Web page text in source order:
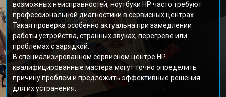
возможных неисправностей, ноутбуки HP часто требуют
профессиональной диагностики в сервисных центрах.
Такая проверка особенно актуальна при замедлении
работы устройства, странных звуках, перегреве или
проблемах с зарядкой.
В специализированном сервисном центре HP
квалифицированные мастера могут точно определить
причину проблем и предложить эффективные решения
для их устранения.